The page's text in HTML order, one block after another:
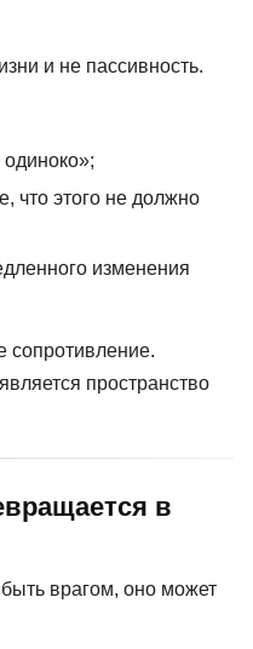
и не пассивность.
что этого не должно
изменения
сопротивление.
пространство
в
быть врагом, оно может